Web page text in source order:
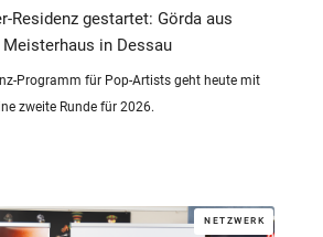
Residenz gestartet: Görda aus
in Dessau
Programm für Pop-Artists geht heute mit
zweite Runde für 2026.
NETZWERK